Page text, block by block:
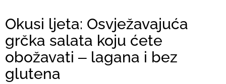
Okusi ljeta: Osvježavajuća
grčka salata koju ćete
obožavati ‒ lagana i bez
glutena